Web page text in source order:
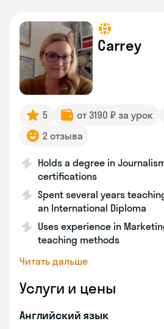
Carrey
5 от 3190 ₽ за урок
2 отзыва
Holds a degree in
certifications
Spent several years
an International Diploma
Uses experience in
teaching methods
Читать дальше
Услуги и цены
Английский язык